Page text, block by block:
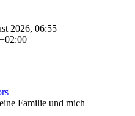
2026, 06:55
Familie und mich